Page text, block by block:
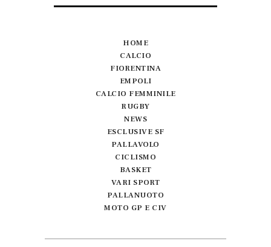
HOME
CALCIO
FIORENTINA
EMPOLI
CALCIO FEMMINILE
RUGBY
NEWS
ESCLUSIVE SF
PALLAVOLO
CICLISMO
BASKET
VARI SPORT
PALLANUOTO
MOTO GP E CIV